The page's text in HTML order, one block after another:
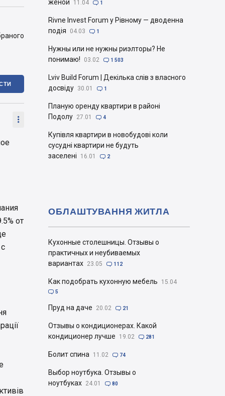

от
женой 11.04  1
Rivne Invest Forum у Рівному — дводенна
подія
04.03  1
Нужны или не нужны риэлторы? Не
понимаю!
03.02  1 503
Lviv Build Forum | Декілька слів з власного
досвіду 30.01  1
Планую оренду квартири в районі
Подолу 27.01  4
Купівля квартири в новобудові коли
сусудні квартири не будуть
заселені
16.01  2
Кухонные столешницы. Отзывы о
практичных и неубиваемых
вариантах 23.05  112
Как подобрать кухонную мебель 15.04
 5
Пруд на даче 20.02  21
Отзывы о кондиционерах. Какой
кондиционер лучше
19.02  281
Болит спина 11.02  74
Выбор ноутбука. Отзывы о
ноутбуках 24.01  80
ОБЛАШТУВАННЯ ЖИТЛА